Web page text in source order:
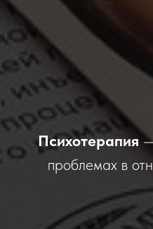
Психотерапия
проблемах в